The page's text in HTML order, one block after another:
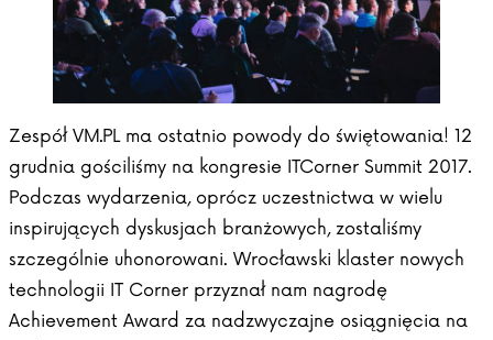
Zespół VM.PL ma ostatnio powody do świętowania! 12
grudnia gościliśmy na kongresie ITCorner Summit 2017.
Podczas wydarzenia, oprócz uczestnictwa w wielu
inspirujących dyskusjach branżowych, zostaliśmy
szczególnie uhonorowani. Wrocławski klaster nowych
technologii IT Corner przyznał nam nagrodę
Achievement Award za nadzwyczajne osiągnięcia na